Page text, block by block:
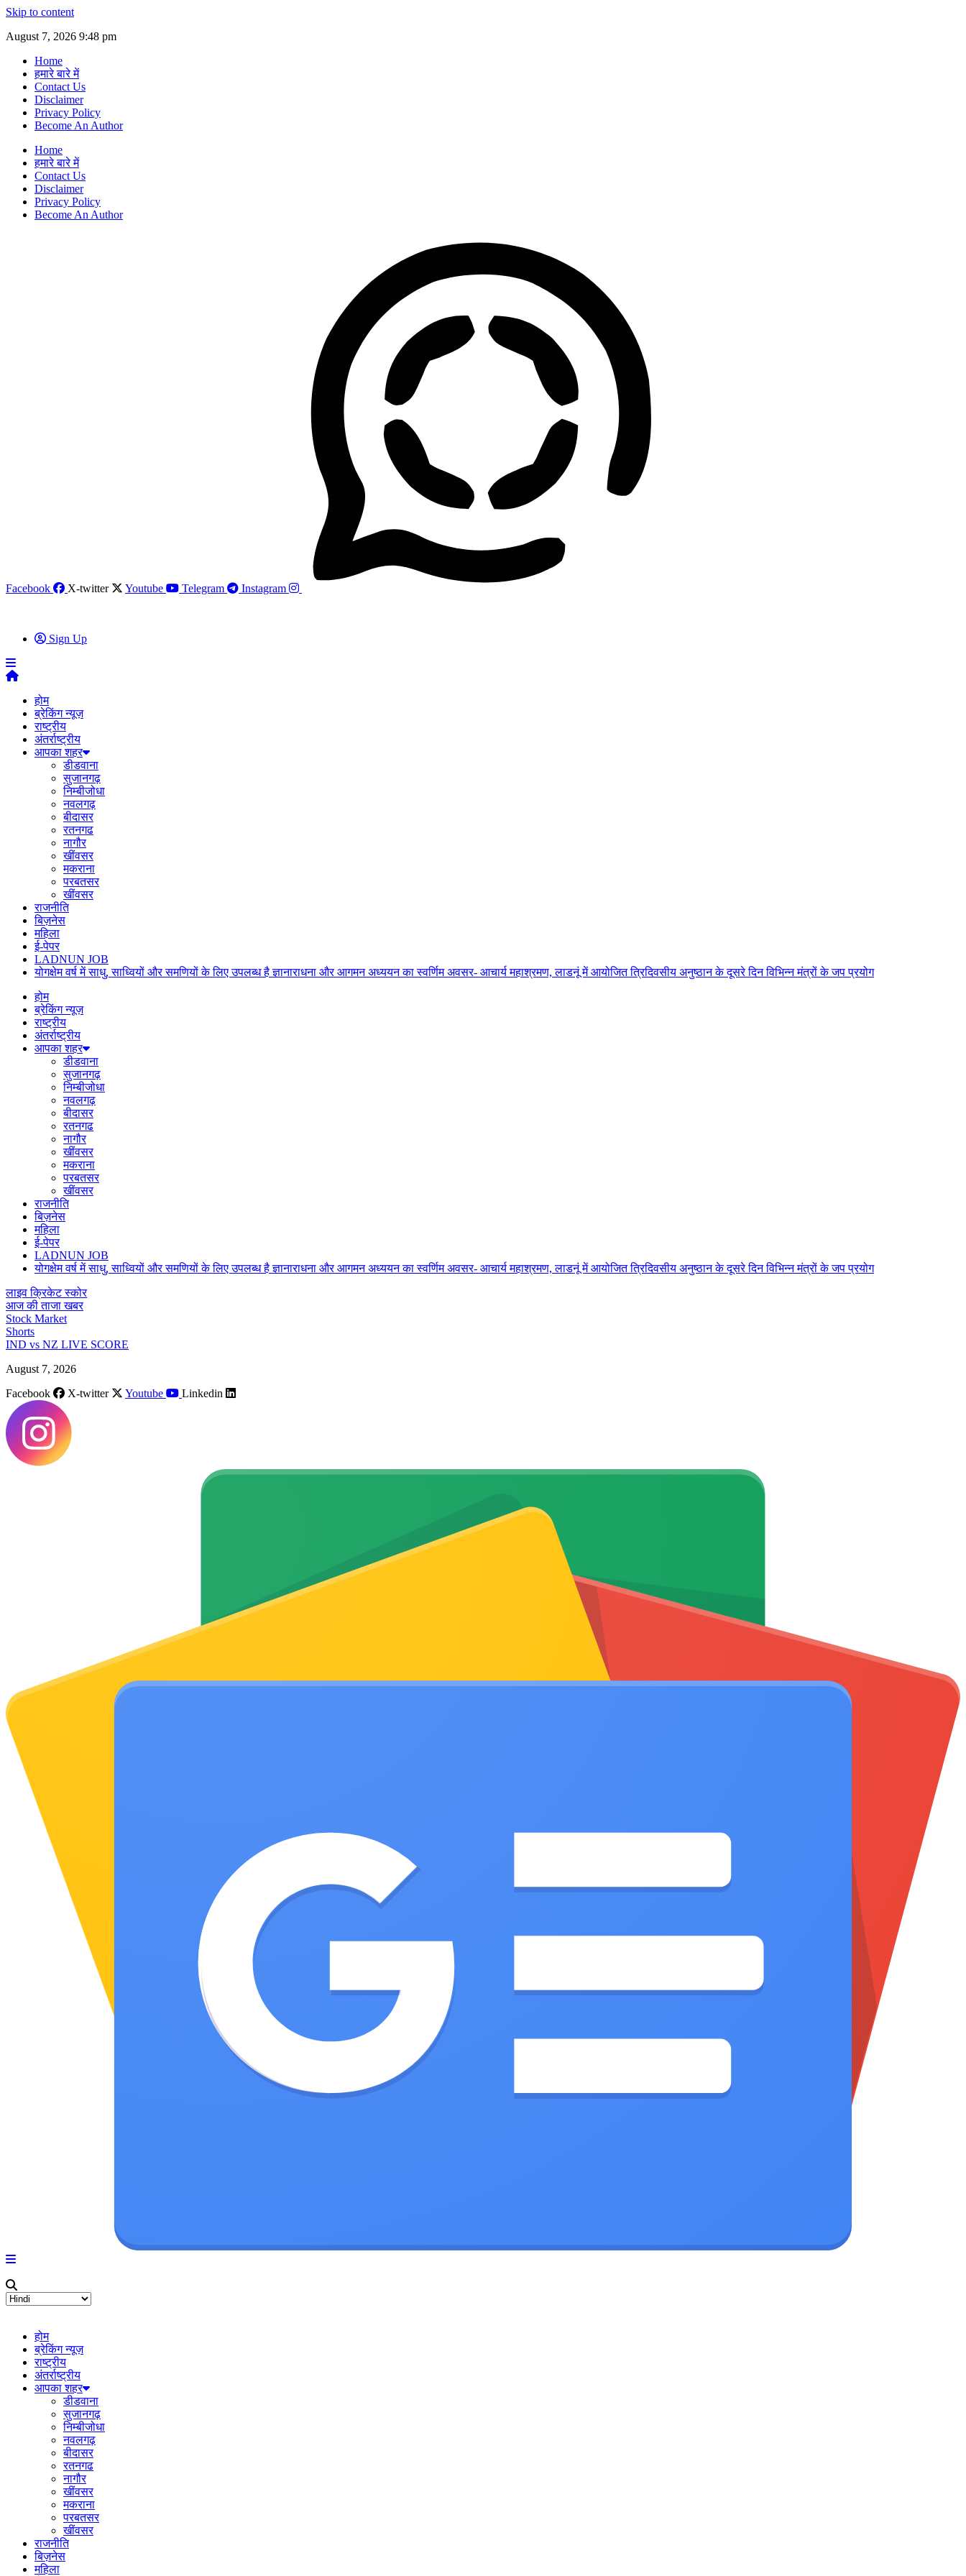
Skip to content
August 7, 2026 9:48 pm
Home
हमारे बारे में
Contact Us
Disclaimer
Privacy Policy
Become An Author
Home
हमारे बारे में
Contact Us
Disclaimer
Privacy Policy
Become An Author
Facebook X-twitter Youtube Telegram Instagram
Sign Up
होम
ब्रेकिंग न्यूज़
राष्ट्रीय
अंतर्राष्ट्रीय
आपका शहर
डीडवाना
सुजानगढ़
निम्बीजोधा
नवलगढ़
बीदासर
रतनगढ
नागौर
खींवसर
मकराना
परबतसर
खींवसर
राजनीति
बिज़नेस
महिला
ई-पेपर
LADNUN JOB
योगक्षेम वर्ष में साधु, साध्वियों और समणियों के लिए उपलब्ध है ज्ञानाराधना और आगमन अध्ययन का स्वर्णिम अवसर- आचार्य महाश्रमण, लाडनूं में आयोजित त्रिदिवसीय अनुष्ठान के दूसरे दिन विभिन्न मंत्रों के जप प्रयोग
होम
ब्रेकिंग न्यूज़
राष्ट्रीय
अंतर्राष्ट्रीय
आपका शहर
डीडवाना
सुजानगढ़
निम्बीजोधा
नवलगढ़
बीदासर
रतनगढ
नागौर
खींवसर
मकराना
परबतसर
खींवसर
राजनीति
बिज़नेस
महिला
ई-पेपर
LADNUN JOB
योगक्षेम वर्ष में साधु, साध्वियों और समणियों के लिए उपलब्ध है ज्ञानाराधना और आगमन अध्ययन का स्वर्णिम अवसर- आचार्य महाश्रमण, लाडनूं में आयोजित त्रिदिवसीय अनुष्ठान के दूसरे दिन विभिन्न मंत्रों के जप प्रयोग
लाइव क्रिकेट स्कोर
आज की ताजा खबर
Stock Market
Shorts
IND vs NZ LIVE SCORE
August 7, 2026
Facebook
X-twitter Youtube Linkedin
होम
ब्रेकिंग न्यूज़
राष्ट्रीय
अंतर्राष्ट्रीय
आपका शहर
डीडवाना
सुजानगढ़
निम्बीजोधा
नवलगढ़
बीदासर
रतनगढ
नागौर
खींवसर
मकराना
परबतसर
खींवसर
राजनीति
बिज़नेस
महिला